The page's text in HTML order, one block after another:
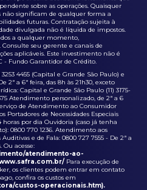
sobre as operações. Quaisquer
não significam de qualquer forma a
futuras. Contratação sujeita à
divulgada não é líquida de impostos.
a qualquer momento,
seu gerente e canais de
aplicáveis. Este investimento não é
- Fundo Garantidor de Crédito.
4455 (Capital e Grande São Paulo) e
2ª a 6ª feira, das 8h às 21h30, exceto
Capital e Grande São Paulo (11) 3175-
Atendimento personalizado, de 2ª a 6
de Atendimento ao Consumidor
Portadores de Necessidades Especiais
horas por dia Ouvidoria (caso já tenha
0800 770 1236. Atendimento aos
e de Fala: 0800 727 7555 - De 2ª a
Ou acesse:
atendimento-ao-
Para execução de
os clientes podem entrar em contato
confira os custos em
custos-operacionais.htm).